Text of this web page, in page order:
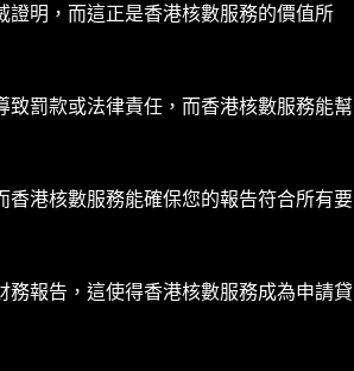
明，而這正是香港核數服務的價值所
罰款或法律責任，而香港核數服務能幫
港核數服務能確保您的報告符合所有要
報告，這使得香港核數服務成為申請貸